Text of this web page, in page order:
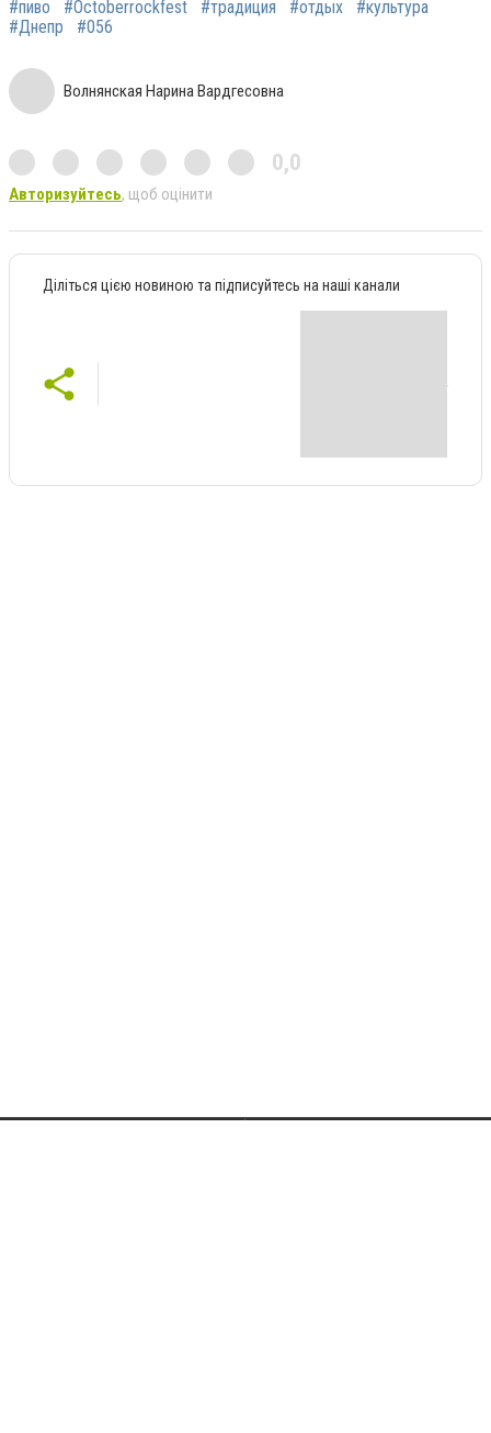
#пиво #Octoberrockfest #традиция #отдых
#культура
#Днепр
#056
Волнянская Нарина Вардгесовна
0,0
Авторизуйтесь, щоб оцінити
Діліться цією новиною та підписуйтесь на наші канали